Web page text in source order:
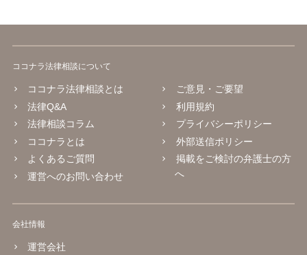
ココナラ法律相談について
ココナラ法律相談とは
法律Q&A
法律相談コラム
ココナラとは
よくあるご質問
運営へのお問い合わせ
ご意見・ご要望
利用規約
プライバシーポリシー
外部送信ポリシー
掲載をご検討の弁護士の方
へ
会社情報
運営会社